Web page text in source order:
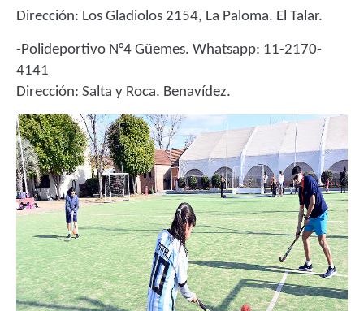
Dirección: Los Gladiolos 2154, La Paloma. El Talar.
-Polideportivo N°4 Güemes. Whatsapp: 11-2170-
4141
Dirección: Salta y Roca. Benavídez.